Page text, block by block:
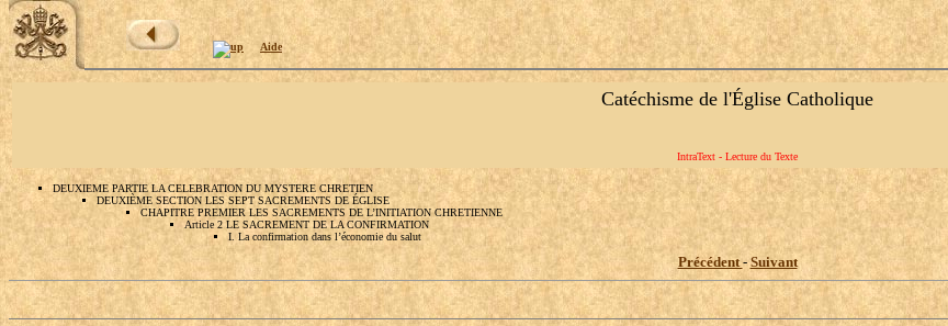
Aide
Catéchisme de l'Église Catholique
IntraText - Lecture du Texte
DEUXIEME PARTIE LA CELEBRATION DU MYSTERE CHRETIEN
DEUXIÈME SECTION LES SEPT SACREMENTS DE ÉGLISE
CHAPITRE PREMIER LES SACREMENTS DE L’INITIATION CHRETIENNE
Article 2 LE SACREMENT DE LA CONFIRMATION
I. La confirmation dans l’économie du salut
Précédent- Suivant